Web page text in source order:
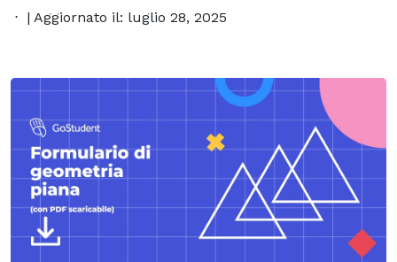
| Aggiornato il: luglio 28, 2025